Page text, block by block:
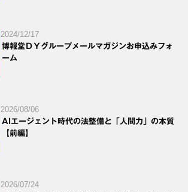
2024/12/17
博報堂ＤＹグループメールマガジンお申込みフォ
ーム
2026/08/06
AIエージェント時代の法整備と「人間力」の本質
【前編】
2026/07/24